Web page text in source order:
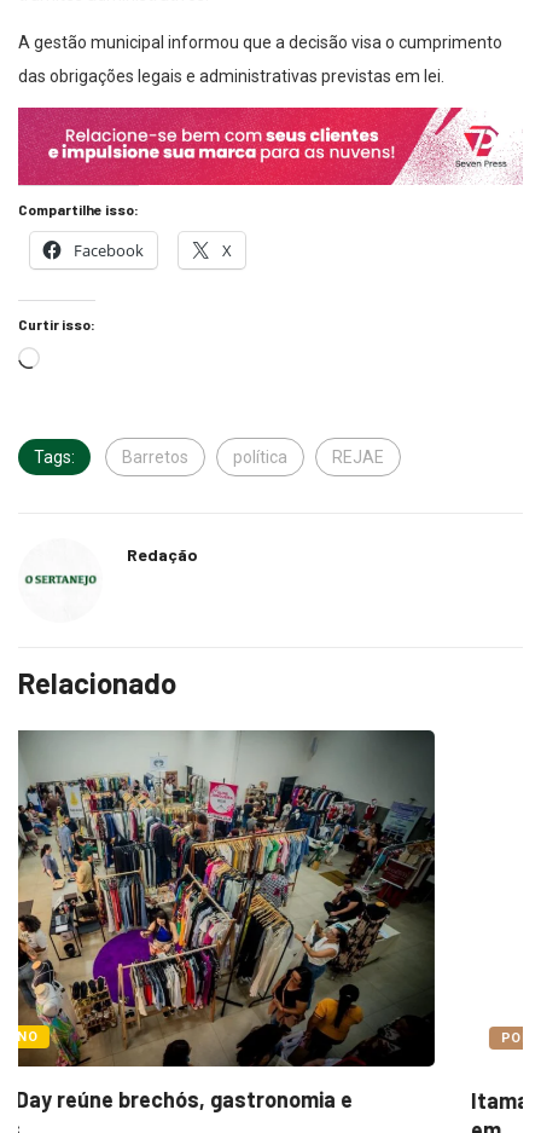
A gestão municipal informou que a decisão visa o cumprimento
das obrigações legais e administrativas previstas em lei.
Compartilhe isso:
Facebook X
Curtir isso:
Tags: Barretos política REJAE
Redação
Relacionado
POLÍTICA
Itamar cobra prazo para melhorias estruturais